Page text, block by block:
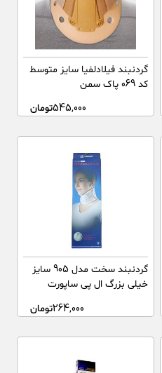
گردنبند فیلادلفیا سایز متوسط
کد 069 پاک سمن
545,000تومان
گردنبند سخت مدل 905 سایز
خیلی بزرگ ال پی ساپورت
264,000تومان